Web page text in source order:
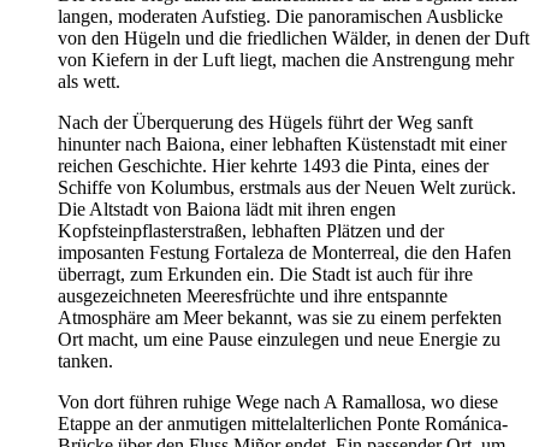
langen, moderaten Aufstieg. Die panoramischen Ausblicke
von den Hügeln und die friedlichen Wälder, in denen der Duft
von Kiefern in der Luft liegt, machen die Anstrengung mehr
als wett.
Nach der Überquerung des Hügels führt der Weg sanft
hinunter nach Baiona, einer lebhaften Küstenstadt mit einer
reichen Geschichte. Hier kehrte 1493 die Pinta, eines der
Schiffe von Kolumbus, erstmals aus der Neuen Welt zurück.
Die Altstadt von Baiona lädt mit ihren engen
Kopfsteinpflasterstraßen, lebhaften Plätzen und der
imposanten Festung Fortaleza de Monterreal, die den Hafen
überragt, zum Erkunden ein. Die Stadt ist auch für ihre
ausgezeichneten Meeresfrüchte und ihre entspannte
Atmosphäre am Meer bekannt, was sie zu einem perfekten
Ort macht, um eine Pause einzulegen und neue Energie zu
tanken.
Von dort führen ruhige Wege nach A Ramallosa, wo diese
Etappe an der anmutigen mittelalterlichen Ponte Románica-